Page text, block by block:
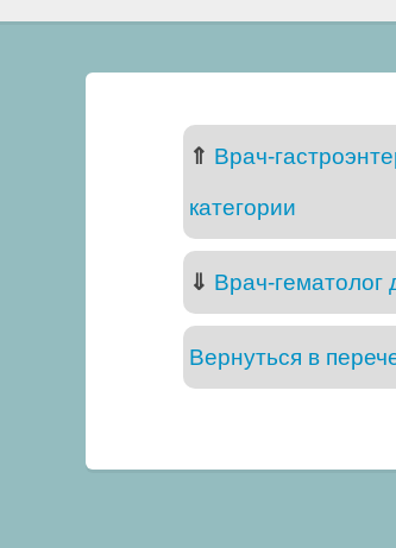
⇑ Врач-
категории
⇓ Врач-гематолог
Вернуться в